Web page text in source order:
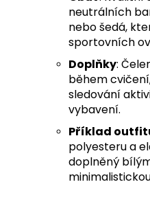
neutrálních
nebo šedá,
sportovních
Doplňky:
během
sledování
vybavení.
Příklad
polyesteru a
doplněný